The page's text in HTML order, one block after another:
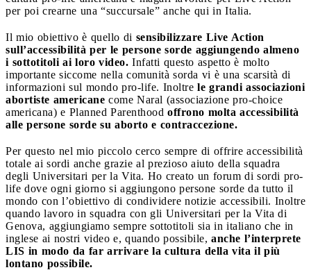
per poi crearne una “succursale” anche qui in Italia.
Il mio obiettivo è quello di sensibilizzare Live Action
sull’accessibilità per le persone sorde aggiungendo almeno
i sottotitoli ai loro video. Infatti questo aspetto è molto
importante siccome nella comunità sorda vi è una scarsità di
informazioni sul mondo pro-life. Inoltre le grandi associazioni
abortiste americane come Naral (associazione pro-choice
americana) e Planned Parenthood offrono molta accessibilità
alle persone sorde su aborto e contraccezione.
Per questo nel mio piccolo cerco sempre di offrire accessibilità
totale ai sordi anche grazie al prezioso aiuto della squadra
degli Universitari per la Vita. Ho creato un forum di sordi pro-
life dove ogni giorno si aggiungono persone sorde da tutto il
mondo con l’obiettivo di condividere notizie accessibili. Inoltre
quando lavoro in squadra con gli Universitari per la Vita di
Genova, aggiungiamo sempre sottotitoli sia in italiano che in
inglese ai nostri video e, quando possibile, anche l’interprete
LIS in modo da far arrivare la cultura della vita il più
lontano possibile.